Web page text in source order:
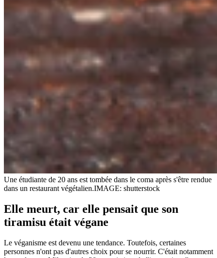
Une étudiante de 20 ans est tombée dans le coma après s'être rendue
dans un restaurant végétalien.IMAGE: shutterstock
Elle meurt, car elle pensait que son
tiramisu était végane
Le véganisme est devenu une tendance. Toutefois, certaines
personnes n'ont pas d'autres choix pour se nourrir. C'était notamment